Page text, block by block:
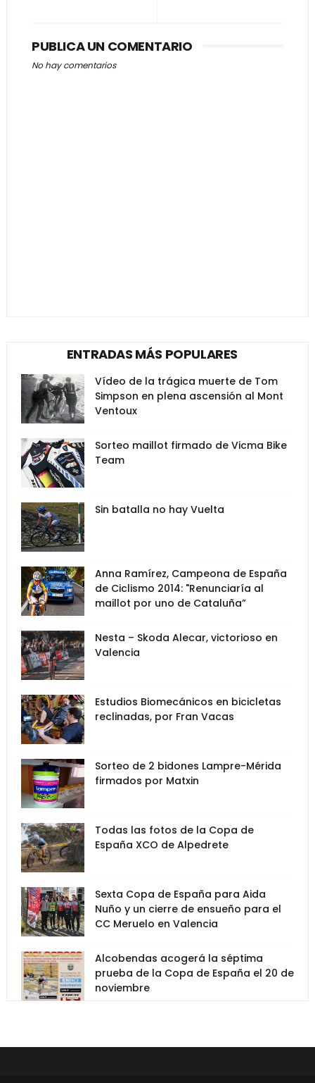
PUBLICA UN COMENTARIO
No hay comentarios
ENTRADAS MÁS POPULARES
Vídeo de la trágica muerte de Tom
Simpson en plena ascensión al Mont
Ventoux
Sorteo maillot firmado de Vicma Bike
Team
Sin batalla no hay Vuelta
Anna Ramírez, Campeona de España
de Ciclismo 2014: "Renunciaría al
maillot por uno de Cataluña”
Nesta – Skoda Alecar, victorioso en
Valencia
Estudios Biomecánicos en bicicletas
reclinadas, por Fran Vacas
Sorteo de 2 bidones Lampre-Mérida
firmados por Matxin
Todas las fotos de la Copa de
España XCO de Alpedrete
Sexta Copa de España para Aida
Nuño y un cierre de ensueño para el
CC Meruelo en Valencia
Alcobendas acogerá la séptima
prueba de la Copa de España el 20 de
noviembre